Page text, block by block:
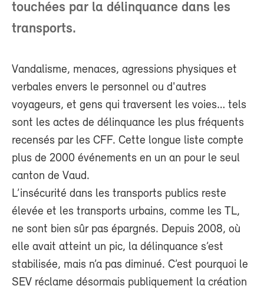
touchées par la délinquance dans les
transports.
Vandalisme, menaces, agressions physiques et
verbales envers le personnel ou d'autres
voyageurs, et gens qui traversent les voies… tels
sont les actes de délinquance les plus fréquents
recensés par les CFF. Cette longue liste compte
plus de 2000 événements en un an pour le seul
canton de Vaud.
L’insécurité dans les transports publics reste
élevée et les transports urbains, comme les TL,
ne sont bien sûr pas épargnés. Depuis 2008, où
elle avait atteint un pic, la délinquance s’est
stabilisée, mais n’a pas diminué. C’est pourquoi le
SEV réclame désormais publiquement la création